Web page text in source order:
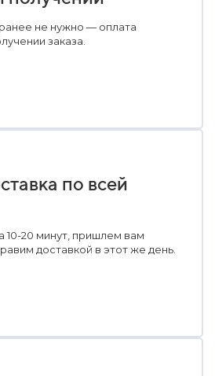
не нужно — оплата
заказа.
по всей
10-20 минут, пришлем вам
доставкой в этот же день.